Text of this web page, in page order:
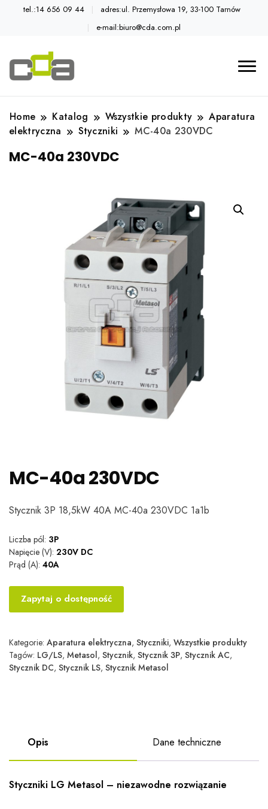
tel.:14 656 09 44
adres:ul. Przemysłowa 19, 33-100 Tarnów
e-mail:biuro@cda.com.pl
Home Katalog Wszystkie produkty
Aparatura
elektryczna
Styczniki MC-40a 230VDC
MC-40a 230VDC
MC-40a 230VDC
Stycznik 3P 18,5kW 40A MC-40a 230VDC 1a1b
Liczba pól: 3P
Napięcie (V): 230V DC
Prąd (A): 40A
Zapytaj o dostępność
Kategorie: Aparatura elektryczna, Styczniki, Wszystkie produkty
Tagów: LG/LS, Metasol, Stycznik, Stycznik 3P, Stycznik AC,
Stycznik DC, Stycznik LS, Stycznik Metasol
Opis Dane techniczne
Styczniki LG Metasol – niezawodne rozwiązanie